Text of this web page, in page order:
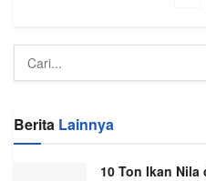
Berita Lainnya
10 Ton Ikan